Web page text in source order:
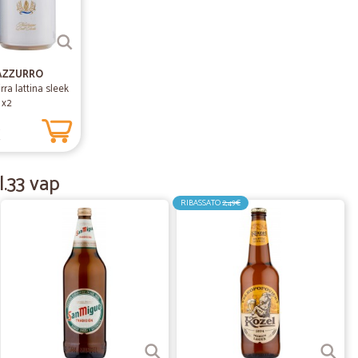
a cicalia per le mie spese. Il servizio è veloce e ben
Complimenti.
a Mantova perché ho visto,sul sito,avere su più di una
negozi di Milano. La consegna è arrivata il giorno dopo L
ho chiamato per un piccolo problema riguardante il
17/06/2020
lattina sleek
x2
vap
RIBASSATO2,49€